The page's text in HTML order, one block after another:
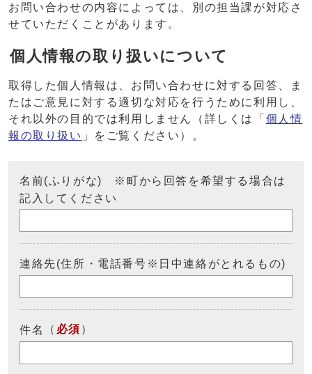
お問い合わせの内容によっては、別の担当課が対応さ
せていただくことがあります。
個人情報の取り扱いについて
取得した個人情報は、お問い合わせに対する回答、ま
たはご意見に対する適切な対応を行うために利用し、
それ以外の目的では利用しません（詳しくは「 個人情
報の取り扱い 」をご覧ください）。
名前(ふりがな) ※町から回答を希望する場合は
記入してください
連絡先(住所・電話番号※日中連絡がとれるもの)
件名 （ 必須 ）